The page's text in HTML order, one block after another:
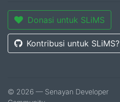
Donasi untuk SLiMS
Kontribusi untuk SLiMS?
© 2026 — Senayan Developer